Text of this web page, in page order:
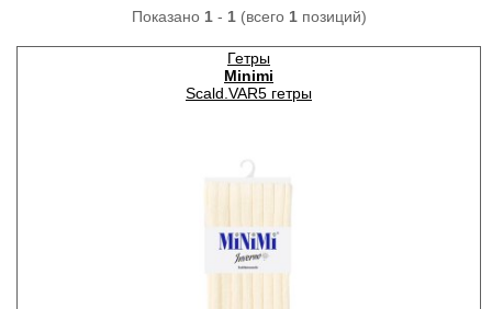
Показано 1- 1(всего 1позиций)
Гетры
Minimi
Scald.VAR5 гетры